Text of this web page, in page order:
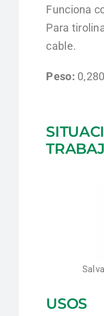
Funciona
Para
cable.
Peso:
USOS